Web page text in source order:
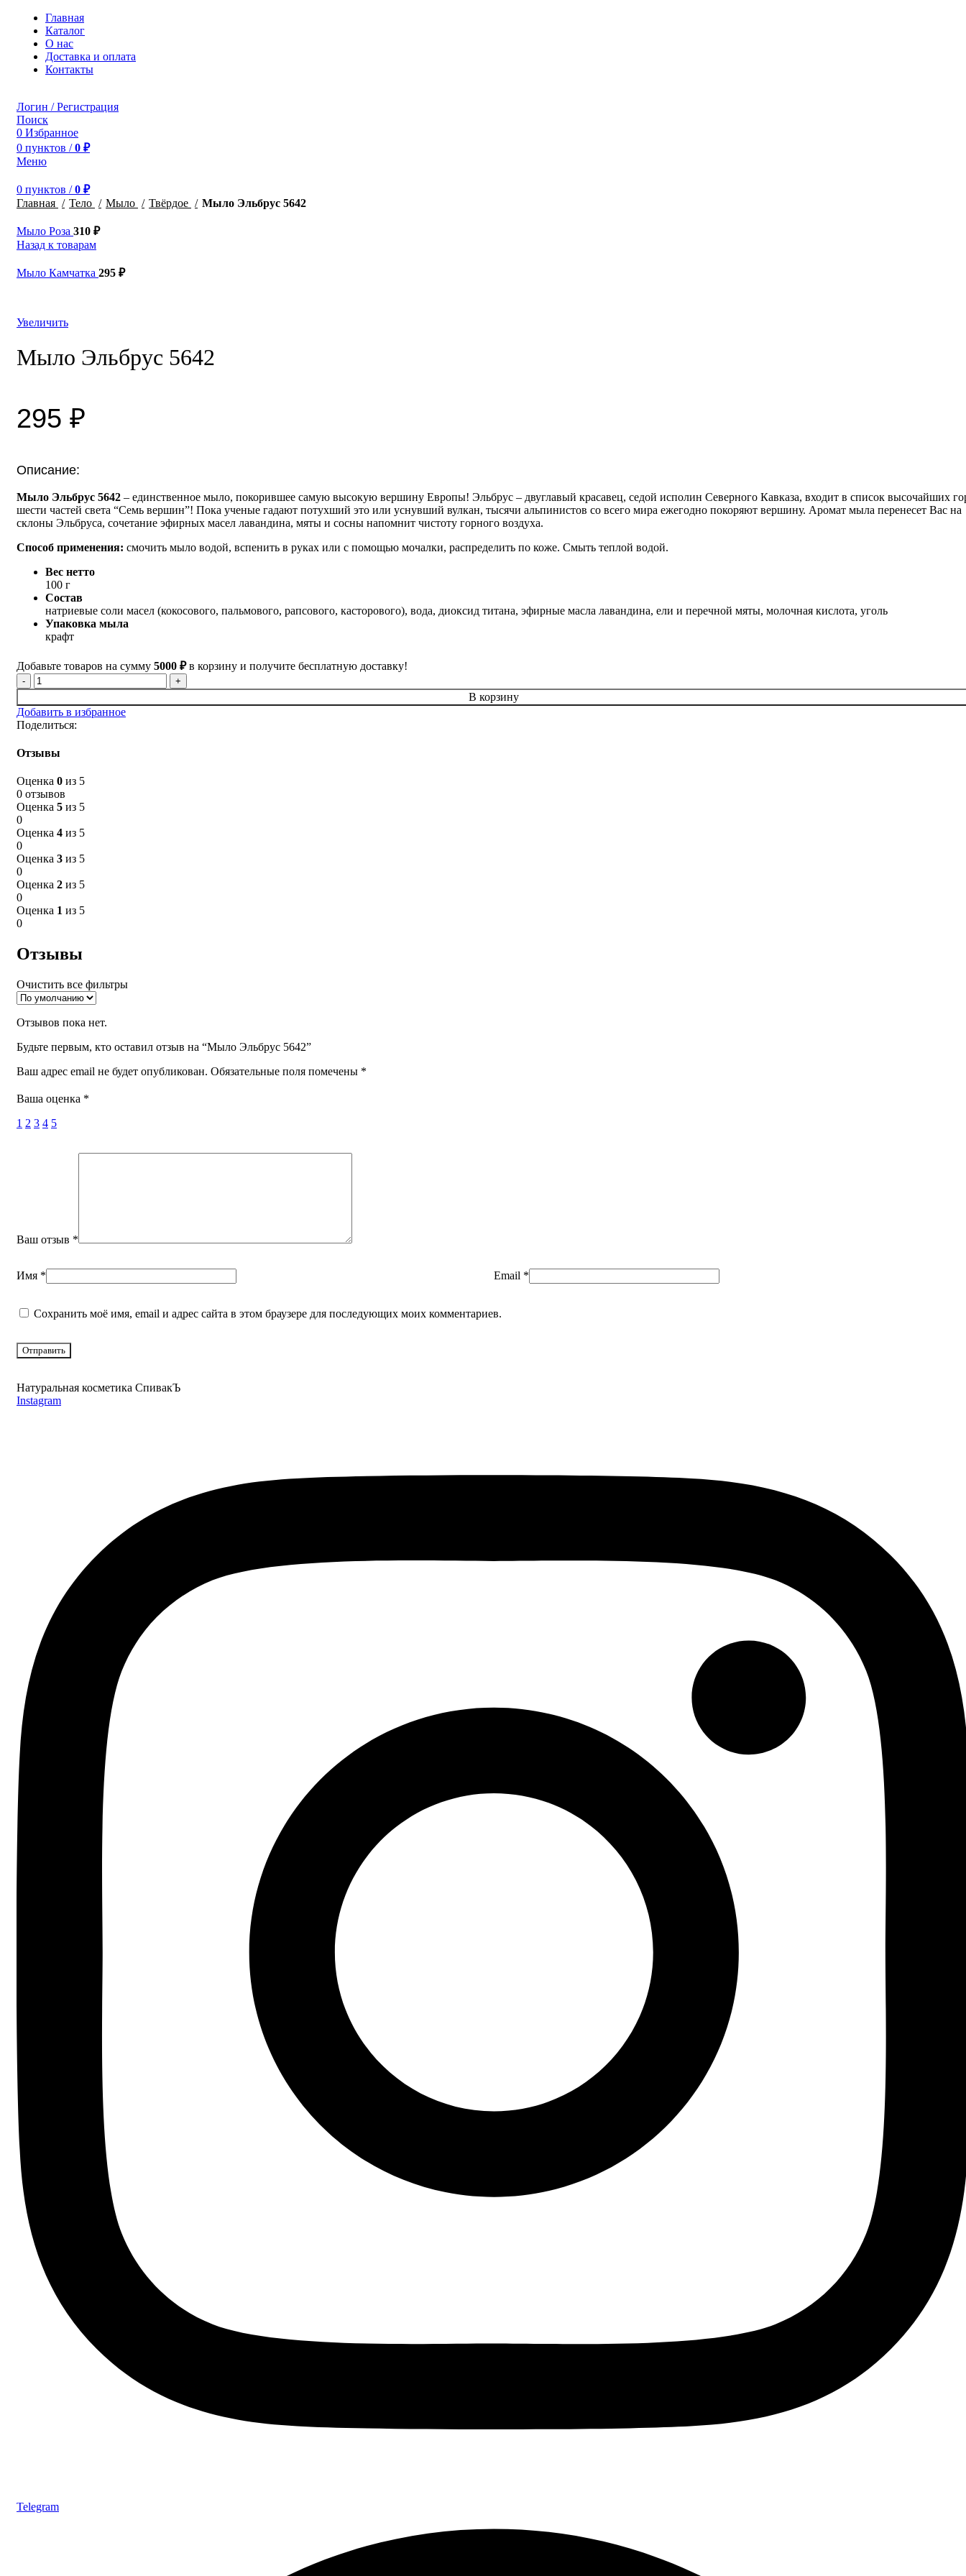
Главная
Каталог
О нас
Доставка и оплата
Контакты
Логин / Регистрация
Поиск
0 Избранное
0 пунктов / 0 ₽
Меню
0 пунктов / 0 ₽
Главная
Тело Мыло Твёрдое Мыло Эльбрус 5642
Мыло Роза 310 ₽
Назад к товарам
Мыло Камчатка 295 ₽
Увеличить
Мыло Эльбрус 5642
295 ₽
Описание:
Мыло Эльбрус 5642 – единственное мыло, покорившее самую высокую вершину Европы! Эльбрус – двуглавый красавец, седой исполин Северного Кавказа, входит в список высочайших
шести частей света “Семь вершин”! Пока ученые гадают потухший это или уснувший вулкан, тысячи альпинистов со всего мира ежегодно покоряют вершину. Аромат мыла перенесет Вас на
склоны Эльбруса, сочетание эфирных масел лавандина, мяты и сосны напомнит чистоту горного воздуха.
Способ применения: смочить мыло водой, вспенить в руках или с помощью мочалки, распределить по коже. Смыть теплой водой.
Вес нетто
100 г
Состав
натриевые соли масел (кокосового, пальмового, рапсового, касторового), вода, диоксид титана, эфирные масла лавандина, ели и перечной мяты, молочная кислота, уголь
Упаковка мыла
крафт
Добавьте товаров на сумму 5000 ₽в корзину и получите бесплатную доставку!
Количество
товара
Мыло
Эльбрус
5642
В корзину
Добавить в избранное
Поделиться:
Отзывы
Оценка 0 из 5
0 отзывов
Оценка 5 из 5
0
Оценка 4 из 5
0
Оценка 3 из 5
0
Оценка 2 из 5
0
Оценка 1 из 5
0
Отзывы
Очистить все фильтры
Отзывов пока нет.
Будьте первым, кто оставил отзыв на “Мыло Эльбрус 5642”
Ваш адрес email не будет опубликован. Обязательные поля помечены *
Ваша оценка *
1 2 3 4 5
Ваш отзыв *
Имя * Email *
Сохранить моё имя, email и адрес сайта в этом браузере для последующих моих комментариев.
Натуральная косметика СпивакЪ
Instagram
Telegram